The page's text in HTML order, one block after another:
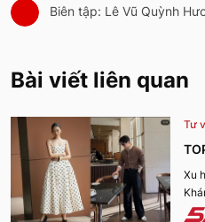
Biên tập: Lê Vũ Quỳnh
Bài viết liên quan
Tư
Xu